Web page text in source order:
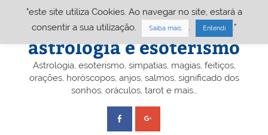
Portal A&E – Portal
astrologia e esoterismo
Astrologia, esoterismo, simpatias, magias, feitiços,
orações, horóscopos, anjos, salmos, significado dos
sonhos, oráculos, tarot e mais…
"este site utiliza Cookies. Ao navegar no site, estará a
consentir a sua utilização.
Saiba mais Entendi ."